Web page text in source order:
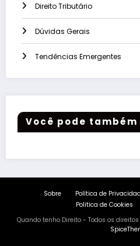
Direito Tributário
Dúvidas Gerais
Tendências Emergentes
Você pode
Sobre Política de
Politica de Cookies
Quando tenho Direito - Todos os